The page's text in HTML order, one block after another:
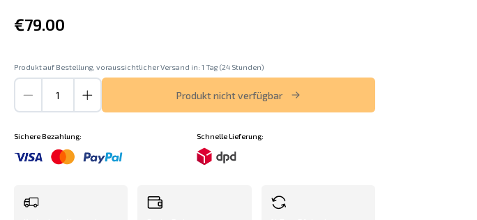
€79.00
Produkt auf Bestellung, voraussichtlicher Versand in: 1 Tag (24 Stunden)
Produkt nicht verfügbar
Sichere Bezahlung: Schnelle Lieferung: